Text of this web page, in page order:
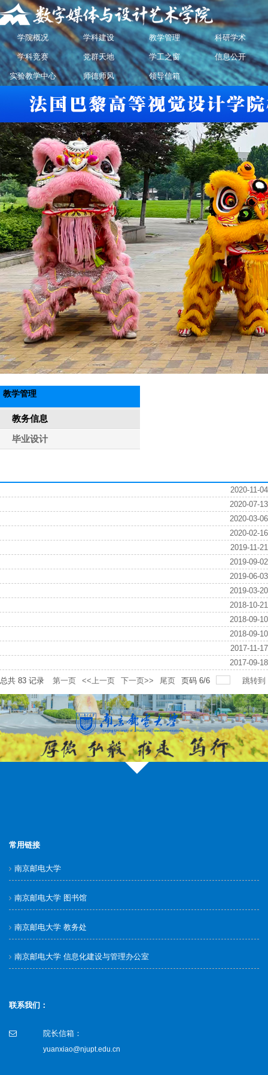
学院概况 学科建设 教学管理 科研学术
学科竞赛 党群天地 学工之窗 信息公开
实验教学中心 师德师风 领导信箱
教学管理
教务信息
毕业设计
2020-11-04
2020-07-13
2020-03-06
2020-02-16
2019-11-21
2019-09-02
2019-06-03
2019-03-20
2018-10-21
2018-09-10
2018-09-10
2017-11-17
2017-09-18
总共 83 记录 第一页 <<上一页 下一页>> 尾页 页码 6/6 跳转到
常用链接
南京邮电大学
南京邮电大学 图书馆
南京邮电大学 教务处
南京邮电大学 信息化建设与管理办公室
联系我们：
院长信箱：
yuanxiao@njupt.edu.cn